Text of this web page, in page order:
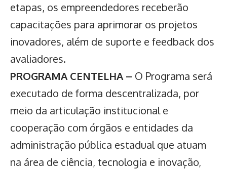
etapas, os empreendedores receberão
capacitações para aprimorar os projetos
inovadores, além de suporte e feedback dos
avaliadores.
PROGRAMA CENTELHA – O Programa será
executado de forma descentralizada, por
meio da articulação institucional e
cooperação com órgãos e entidades da
administração pública estadual que atuam
na área de ciência, tecnologia e inovação,